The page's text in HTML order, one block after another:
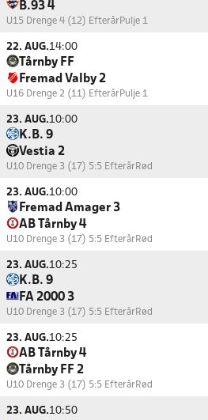
B.93 4
U15 Drenge 4 (12) EfterårPulje 1
22. AUG.14:00
Tårnby FF
Fremad Valby 2
U16 Drenge 2 (11) EfterårPulje 1
23. AUG.10:00
K.B. 9
Vestia 2
U10 Drenge 3 (17) 5:5 EfterårRød
23. AUG.10:00
Fremad Amager 3
AB Tårnby 4
U10 Drenge 3 (17) 5:5 EfterårRød
23. AUG.10:25
K.B. 9
FA 2000 3
U10 Drenge 3 (17) 5:5 EfterårRød
23. AUG.10:25
AB Tårnby 4
Tårnby FF 2
U10 Drenge 3 (17) 5:5 EfterårRød
23. AUG.10:50